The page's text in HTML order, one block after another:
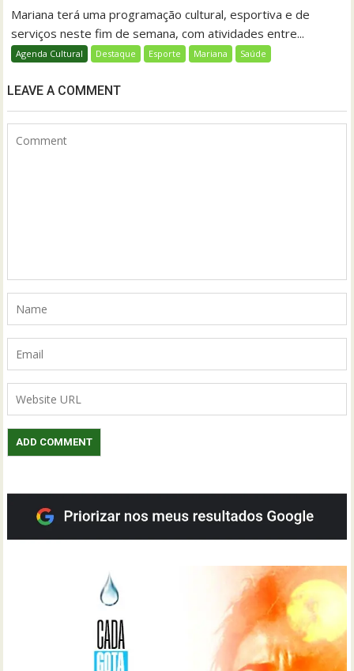
Mariana terá uma programação cultural, esportiva e de
serviços neste fim de semana, com atividades entre...
Agenda Cultural Destaque Esporte Mariana Saúde
LEAVE A COMMENT